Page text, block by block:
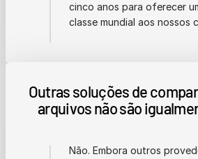
cinco anos para oferecer
classe mundial aos nossos
Outras soluções de
arquivos não são
Não. Embora outros